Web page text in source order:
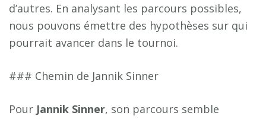
d’autres. En analysant les parcours possibles,
nous pouvons émettre des hypothèses sur qui
pourrait avancer dans le tournoi.
### Chemin de Jannik Sinner
Pour Jannik Sinner, son parcours semble